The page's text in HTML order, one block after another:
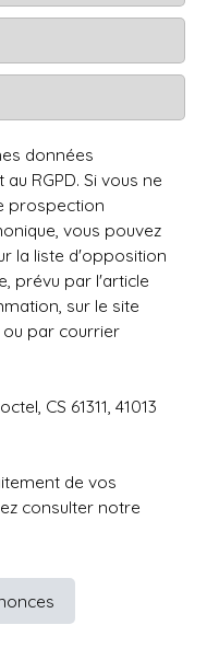
données
RGPD. Si vous ne
prospection
vous pouvez
la liste d'opposition
prévu par l'article
sur le site
par courrier
CS 61311, 41013
de vos
consulter notre